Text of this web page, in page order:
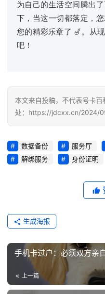
证
为自己的生活空间腾出
下，当这一切都落定，
您的精彩乐章了 🎷。从
吧！
本文来自投稿，不代表号卡
处：https://jdcxx.cn/2024/
数据备份 服务厅
解绑服务
身份证明
生成海报
手机卡过户：必须双方亲
上一篇